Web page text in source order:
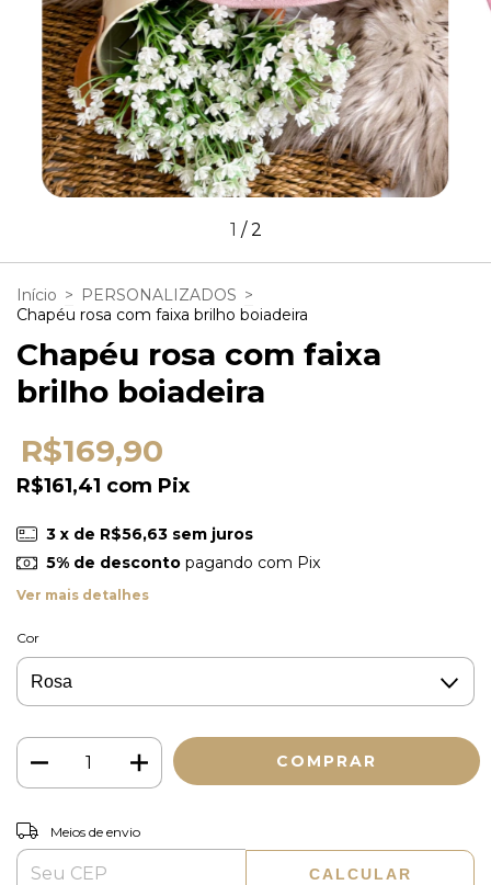
1 /2
Início > PERSONALIZADOS >
Chapéu rosa com faixa brilho boiadeira
Chapéu rosa com faixa
brilho boiadeira
R$169,90
R$161,41 com Pix
3 x de R$56,63 sem juros
5% de descontopagando com Pix
Ver mais detalhes
Cor
Entregas para o CEP:
Meios de envio
CALCULAR